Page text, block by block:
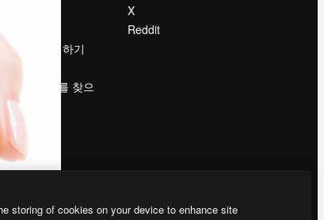
콘텐츠 판매하기
magnific.ai를 찾으
시나요?
X
Reddit
storing of cookies on your device to enhance site